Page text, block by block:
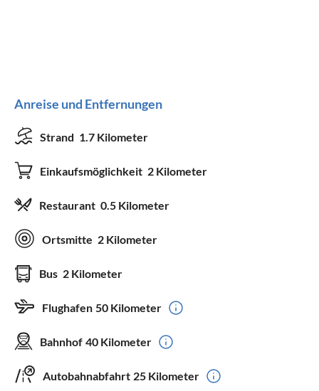
Anreise und Entfernungen
Strand 1.7 Kilometer
Einkaufsmöglichkeit 2 Kilometer
Restaurant 0.5 Kilometer
Ortsmitte 2 Kilometer
Bus 2 Kilometer
Flughafen 50 Kilometer
Bahnhof 40 Kilometer
Autobahnabfahrt 25 Kilometer